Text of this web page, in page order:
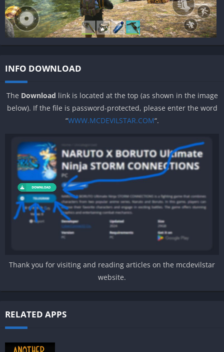
INFO DOWNLOAD
The Download link is located at the top (as shown in the image
below). If the file is password-protected, please enter the word
“WWW.MCDEVILSTAR.COM“.
Thank you for visiting and reading articles on the mcdevilstar
website.
RELATED APPS